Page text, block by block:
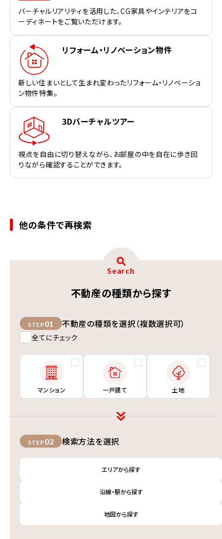
バーチャルリアリティを活用した、CG家具やインテリアをコ
ーディネートをご覧いただけます。
リフォーム・リノベーション物件
新しい住まいとして生まれ変わったリフォーム・リノベーショ
ン物件特集。
3Dバーチャルツアー
視点を自由に切り替えながら、お部屋の中を自在に歩き回
りながら確認することができます。
他の条件で再検索
Search
不動産の種類から探す
STEP 01 不動産の種類を選択（複数選択可）
全てにチェック
マンション 一戸建て 土地
STEP 02 検索方法を選択
エリアから探す
沿線・駅から探す
地図から探す